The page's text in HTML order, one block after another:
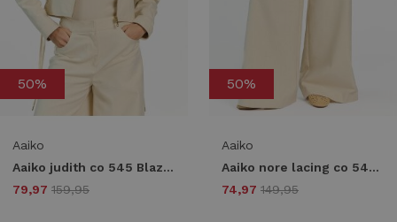
50%
Aaiko
Aaiko judith co 545 Blazers 130905 birch
79,97 159,95
50%
Aaiko
Aaiko nore lacing co 545 Broek 130905 birch
74,97 149,95